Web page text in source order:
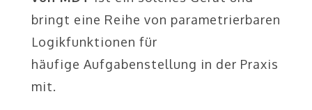
bringt eine Reihe von parametrierbaren
Logikfunktionen für
häufige Aufgabenstellung in der Praxis
mit.